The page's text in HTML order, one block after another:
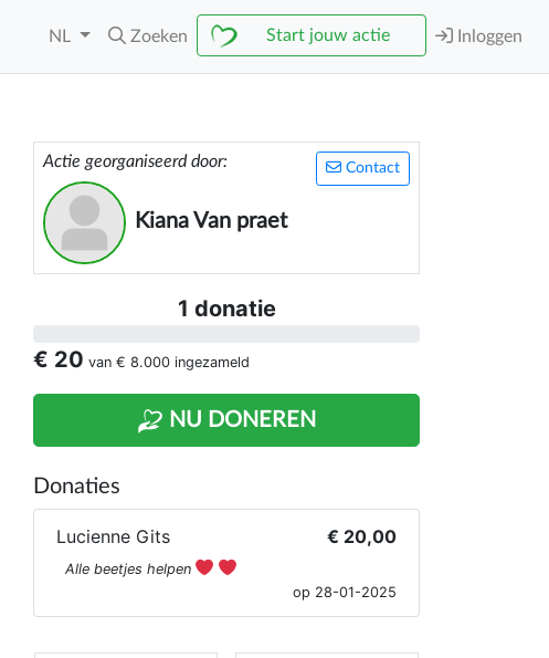
NL Zoeken Start jouw actie Inloggen
Contact
Actie georganiseerd door:
Kiana Van praet
1 donatie
€ 20 van € 8.000 ingezameld
NU DONEREN
Donaties
Lucienne Gits € 20,00
Alle beetjes helpen
op 28-01-2025